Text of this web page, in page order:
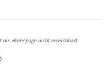
die Homepage nicht erreichbar)